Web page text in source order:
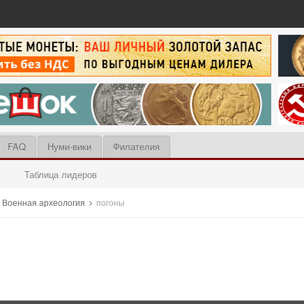
Таблица лидеров
FAQ Нуми-вики Филателия
Военная археология погоны